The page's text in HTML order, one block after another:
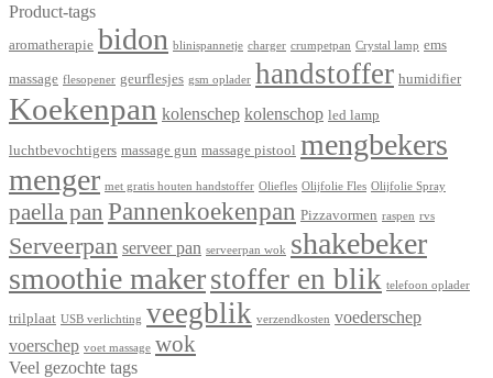
Product-tags
aromatherapie bidon blinispannetje charger crumpetpan Crystal lamp ems
massage flesopener geurflesjes gsm oplader handstoffer humidifier
Koekenpan kolenschep kolenschop led lamp
luchtbevochtigers massage gun massage pistool mengbekers
menger met gratis houten handstoffer Oliefles Olijfolie Fles Olijfolie Spray
paella pan Pannenkoekenpan Pizzavormen raspen rvs
Serveerpan serveer pan serveerpan wok shakebeker
smoothie makerstoffer en blik telefoon oplader
trilplaat USB verlichting veegblik verzendkosten voederschep
voerschep voet massage wok
Veel gezochte tags